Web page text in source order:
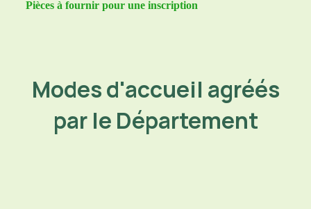
Pièces à fournir pour une inscription
Modes d'accueil agréés
par le Département